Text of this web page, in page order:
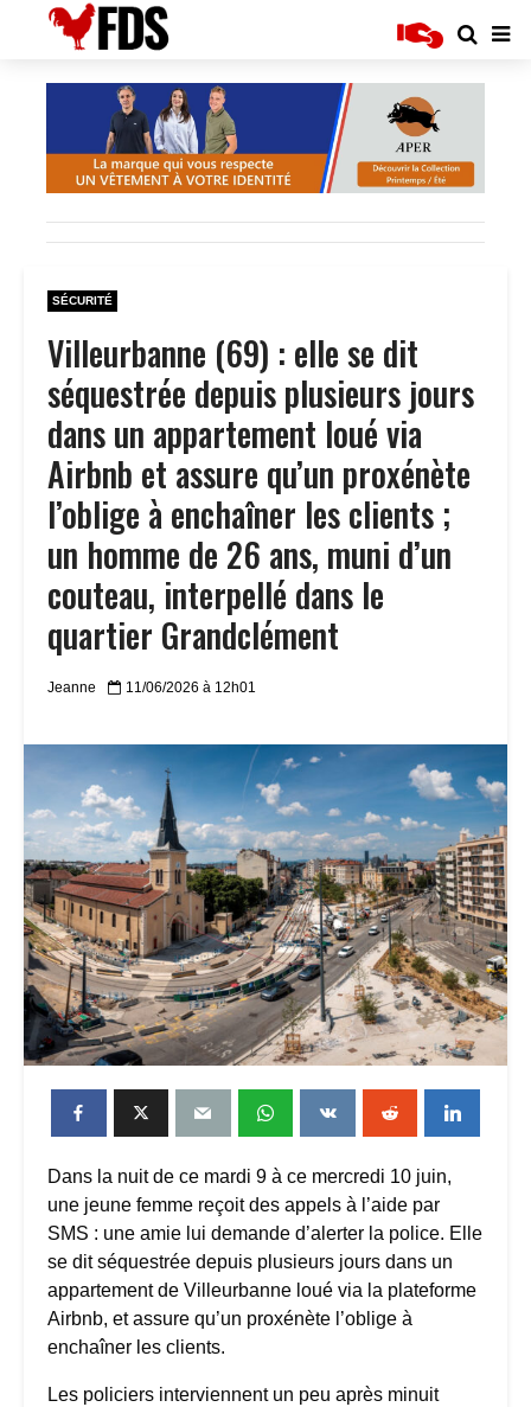
SÉCURITÉ
Villeurbanne (69) : elle se dit
séquestrée depuis plusieurs jours
dans un appartement loué via
Airbnb et assure qu’un proxénète
l’oblige à enchaîner les clients ;
un homme de 26 ans, muni d’un
couteau, interpellé dans le
quartier Grandclément
Jeanne 11/06/2026 à 12h01
Dans la nuit de ce mardi 9 à ce mercredi 10 juin,
une jeune femme reçoit des appels à l’aide par
SMS : une amie lui demande d’alerter la police. Elle
se dit séquestrée depuis plusieurs jours dans un
appartement de Villeurbanne loué via la plateforme
Airbnb, et assure qu’un proxénète l’oblige à
enchaîner les clients.
Les policiers interviennent un peu après minuit